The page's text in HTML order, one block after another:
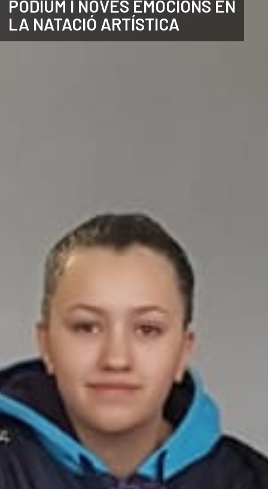
ANGLÈS
PÒDIUM I NOVES EMOCIONS EN
LA NATACIÓ ARTÍSTICA